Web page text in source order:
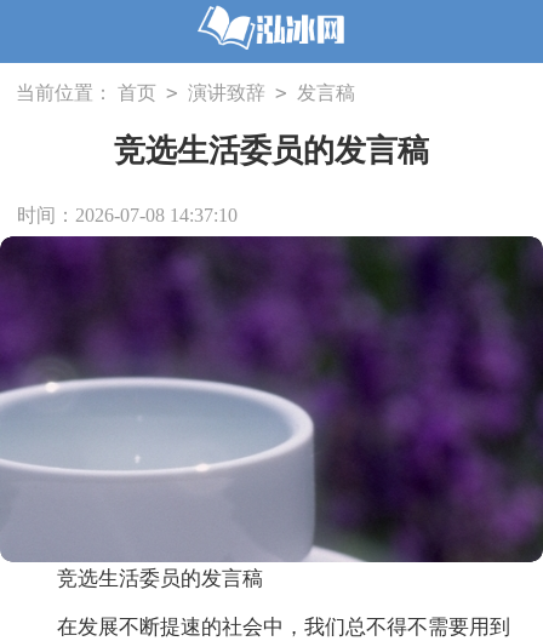
当前位置： 首页 > 演讲致辞 > 发言稿
竞选生活委员的发言稿
时间：2026-07-08 14:37:10
竞选生活委员的发言稿
在发展不断提速的社会中，我们总不得不需要用到